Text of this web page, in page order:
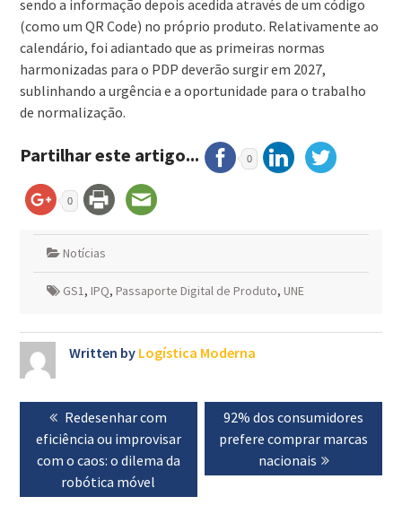
sendo a informação depois acedida através de um código
(como um QR Code) no próprio produto. Relativamente ao
calendário, foi adiantado que as primeiras normas
harmonizadas para o PDP deverão surgir em 2027,
sublinhando a urgência e a oportunidade para o trabalho
de normalização.
Partilhar este artigo... 0
0
Notícias
GS1, IPQ, Passaporte Digital de Produto, UNE
Written by Logística Moderna
Navegação
artigos
Previous
post:
Redesenhar com
eficiência ou improvisar
com o caos: o dilema da
robótica móvel
Next
post:
92% dos consumidores
prefere comprar marcas
nacionais